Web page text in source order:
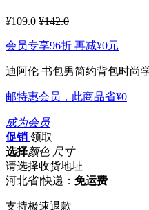
¥109.0 ¥142.0
会员专享96折 再减¥0元
迪阿伦 书包男简约背包时尚
邮特惠会员，此商品省¥0
成为会员
促销 领取
选择颜色 尺寸
请选择收货地址
河北省|快递： 免运费
支持极速退款